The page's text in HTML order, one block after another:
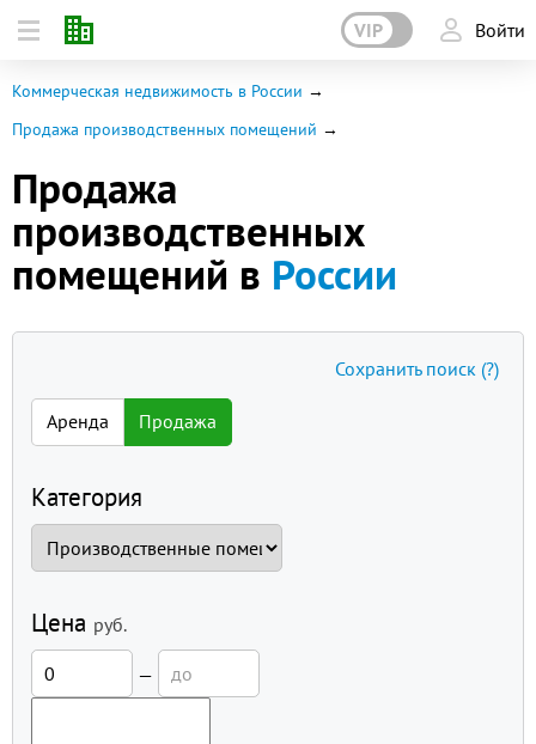
VIP Войти
Коммерческая недвижимость в России
Продажа производственных помещений
Продажа
производственных
помещений в России
Аренда Продажа
Категория
Цена руб.
—
Сохранить поиск (?)